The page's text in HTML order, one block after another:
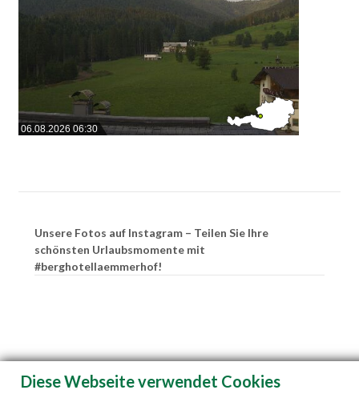
06.08.2026 06:30
Unsere Fotos auf Instagram – Teilen Sie Ihre
schönsten Urlaubsmomente mit
#berghotellaemmerhof!
Diese Webseite verwendet Cookies